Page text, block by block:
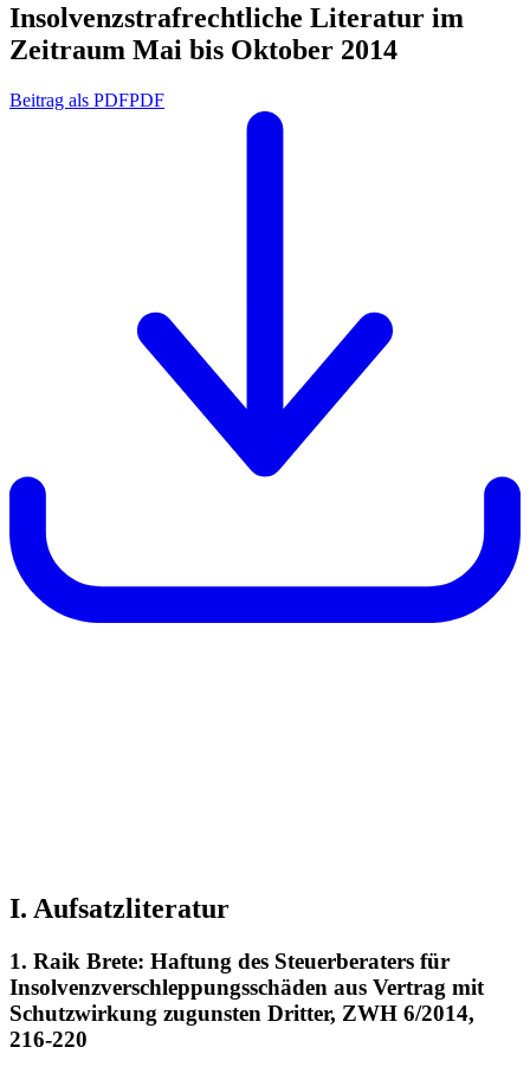
Insolvenzstrafrechtliche Literatur im
Zeitraum Mai bis Oktober 2014
Beitrag als PDFPDF
I. Aufsatzliteratur
1. Raik Brete: Haftung des Steuerberaters für
Insolvenzverschleppungsschäden aus Vertrag mit
Schutzwirkung zugunsten Dritter, ZWH 6/2014,
216-220